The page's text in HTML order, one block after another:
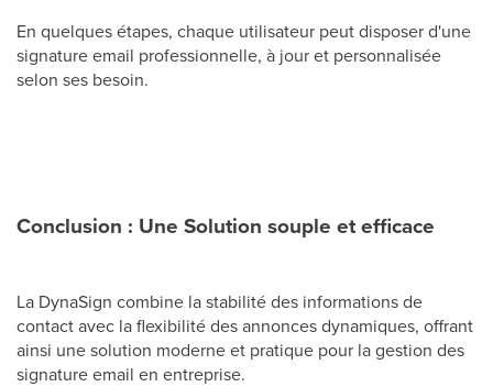
En quelques étapes, chaque utilisateur peut disposer d'une
signature email professionnelle, à jour et personnalisée
selon ses besoin.
Conclusion : Une Solution souple et efficace
La DynaSign combine la stabilité des informations de
contact avec la flexibilité des annonces dynamiques, offrant
ainsi une solution moderne et pratique pour la gestion des
signature email en entreprise.